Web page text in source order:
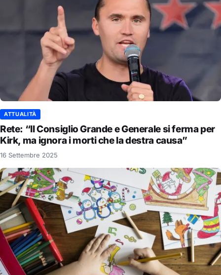
ATTUALITÀ
Rete: “Il Consiglio Grande e Generale si ferma per
Kirk, ma ignora i morti che la destra causa”
16 Settembre 2025